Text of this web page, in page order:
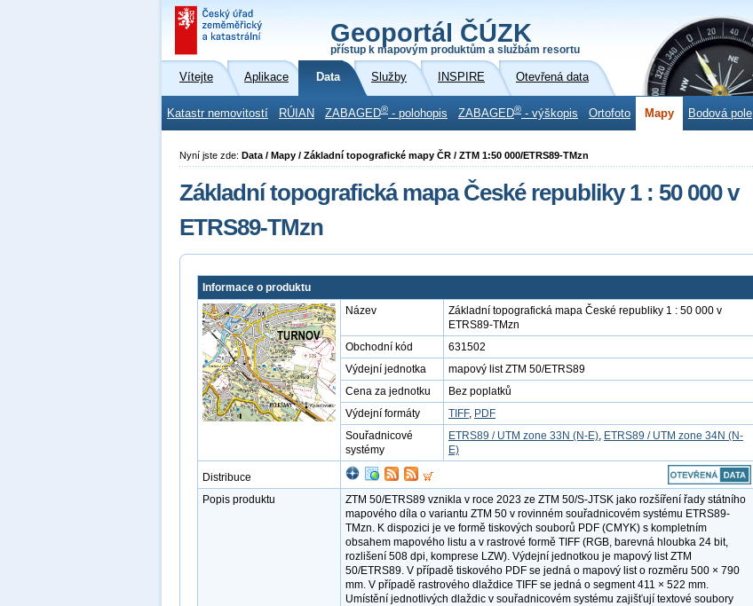
Geoportál ČÚZK
přístup k mapovým produktům a službám resortu
Vítejte Aplikace Data Služby INSPIRE Otevřená data
Katastr nemovitostí RÚIAN ZABAGED® - polohopis ZABAGED® - výškopis Ortofoto Mapy Bodová pole
Nyní jste zde: Data / Mapy / Základní topografické mapy ČR / ZTM 1:50 000/ETRS89-TMzn
Základní topografická mapa České republiky 1 : 50 000 v
ETRS89-TMzn
Informace o produktu
Název
Základní topografická mapa České republiky 1 : 50 000 v
ETRS89-TMzn
Obchodní kód
631502
Výdejní jednotka
mapový list ZTM 50/ETRS89
Cena za jednotku
Bez poplatků
Výdejní formáty
TIFF, PDF
Souřadnicové
systémy
ETRS89 / UTM zone 33N (N-E), ETRS89 / UTM zone 34N (N-
E)
Distribuce
Popis produktu
ZTM 50/ETRS89 vznikla v roce 2023 ze ZTM 50/S-JTSK jako rozšíření řady státního
mapového díla o variantu ZTM 50 v rovinném souřadnicovém systému ETRS89-
TMzn. K dispozici je ve formě tiskových souborů PDF (CMYK) s kompletním
obsahem mapového listu a v rastrové formě TIFF (RGB, barevná hloubka 24 bit,
rozlišení 508 dpi, komprese LZW). Výdejní jednotkou je mapový list ZTM
50/ETRS89. V případě tiskového PDF se jedná o mapový list o rozměru 500 × 790
mm. V případě rastrového dlaždice TIFF se jedná o segment 411 × 522 mm.
Umístění jednotlivých dlaždic v souřadnicovém systému zajišťují textové soubory